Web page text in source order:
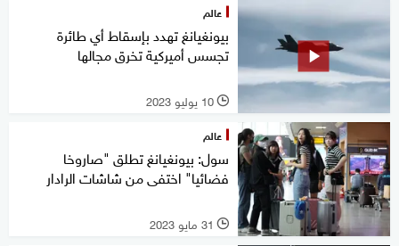
عالم
بيونغيانغ تهدد بإسقاط أي طائرة
تجسس أميركية تخرق مجالها
l 10 يوليو 2023
عالم
سول: بيونغيانغ تطلق "صاروخا
فضائيا" اختفى من شاشات الرادار
l 31 مايو 2023